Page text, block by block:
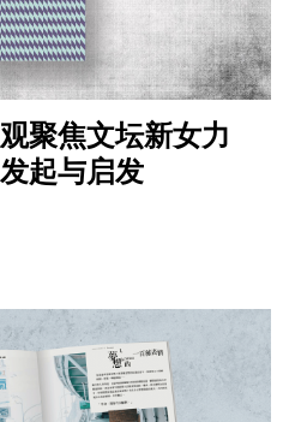
聚焦文坛新女力
起与启发